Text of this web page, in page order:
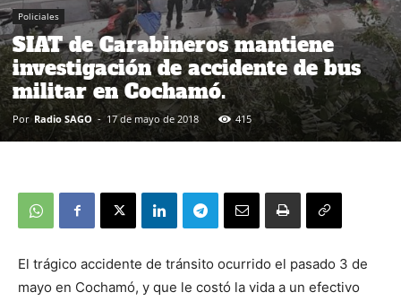
Policiales
SIAT de Carabineros mantiene
investigación de accidente de bus
militar en Cochamó.
Por Radio SAGO - 17 de mayo de 2018 415
El trágico accidente de tránsito ocurrido el pasado 3 de
mayo en Cochamó, y que le costó la vida a un efectivo